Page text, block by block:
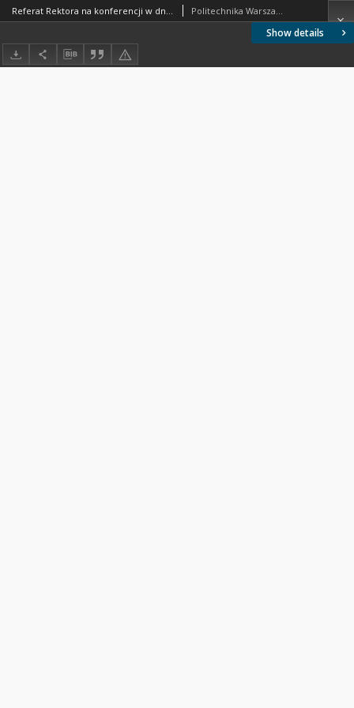
Show details
Referat Rektora na konferencji w dniu 26.4.1956 w sprawie planu 5-letniego 1956-1960 Politechniki Warszawskiej Politechnika Warszawska